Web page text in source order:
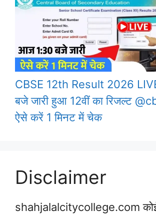
CBSE 12th Result 2026
बजे जारी हुआ 12वीं का रिजल्ट
ऐसे करें 1 मिनट में चेक
Disclaimer
shahjalalcitycollege.com